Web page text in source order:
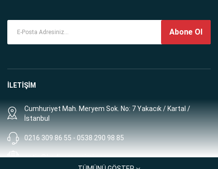
Abone Ol
İLETİŞİM
Cumhuriyet Mah. Meryem Sok. No: 7 Yakacık / Kartal /
İstanbul
0216 309 86 55 - 0538 290 98 85
satis@hediyemevsimi.com